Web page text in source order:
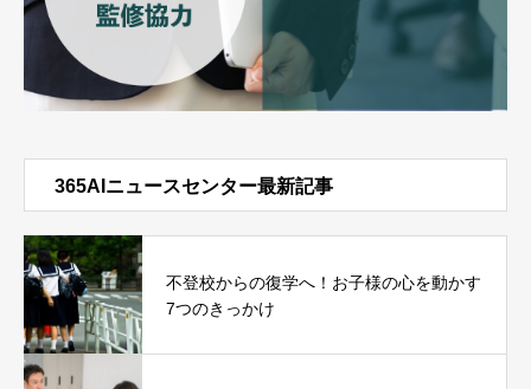
365AIニュースセンター最新記事
不登校からの復学へ！お子様の心を動かす
7つのきっかけ